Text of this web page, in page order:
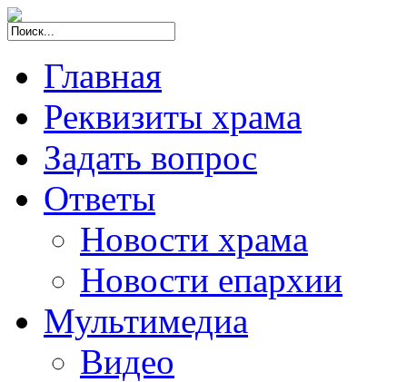
Главная
Реквизиты храма
Задать вопрос
Ответы
Новости храма
Новости епархии
Мультимедиа
Видео